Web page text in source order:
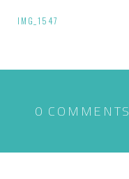
投
ナ
シ
IMG_1547
0 COMMENTS